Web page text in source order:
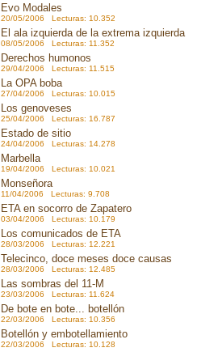
Evo Modales
20/05/2006 Lecturas: 10.352
El ala izquierda de la extrema izquierda
08/05/2006 Lecturas: 11.352
Derechos humonos
29/04/2006 Lecturas: 11.515
La OPA boba
27/04/2006 Lecturas: 10.015
Los genoveses
25/04/2006 Lecturas: 16.787
Estado de sitio
24/04/2006 Lecturas: 14.278
Marbella
19/04/2006 Lecturas: 10.021
Monseñora
11/04/2006 Lecturas: 9.708
ETA en socorro de Zapatero
03/04/2006 Lecturas: 10.179
Los comunicados de ETA
28/03/2006 Lecturas: 12.221
Telecinco, doce meses doce causas
28/03/2006 Lecturas: 12.485
Las sombras del 11-M
23/03/2006 Lecturas: 11.624
De bote en bote... botellón
22/03/2006 Lecturas: 10.356
Botellón y embotellamiento
22/03/2006 Lecturas: 10.128